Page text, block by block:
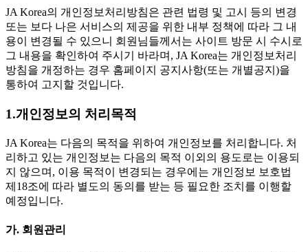
JA Korea의 개인정보처리방침은 관련 법령 및 고시 등의 변경
또는 보다 나은 서비스의 제공을 위한 내부 정책에 따라 그 내
용이 변경될 수 있으니 회원님들께서는 사이트 방문 시 수시로
그 내용을 확인하여 주시기 바라며, JA Korea는 개인정보처리
방침을 개정하는 경우 홈페이지 공지사항(또는 개별공지)을
통하여 고지할 것입니다.
1.개인정보의 처리목적
JA Korea는 다음의 목적을 위하여 개인정보를 처리합니다. 처
리하고 있는 개인정보는 다음의 목적 이외의 용도로는 이용되
지 않으며, 이용 목적이 변경되는 경우에는 개인정보 보호법
제18조에 따라 별도의 동의를 받는 등 필요한 조치를 이행할
예정입니다.
가. 회원관리